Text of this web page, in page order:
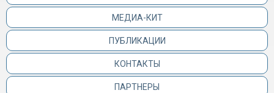
МЕДИА-КИТ
ПУБЛИКАЦИИ
КОНТАКТЫ
ПАРТНЕРЫ